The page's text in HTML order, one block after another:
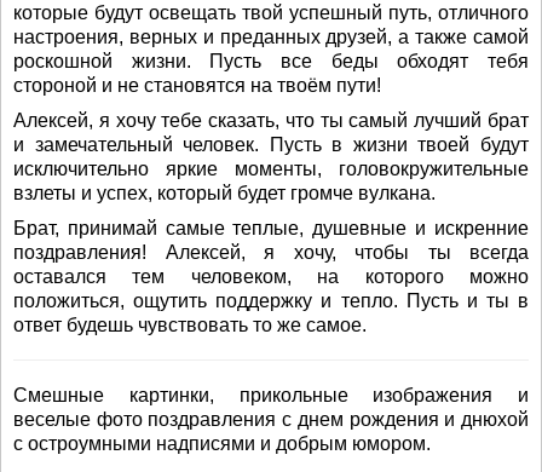
которые будут освещать твой успешный путь, отличного
настроения, верных и преданных друзей, а также самой
роскошной жизни. Пусть все беды обходят тебя
стороной и не становятся на твоём пути!
Алексей, я хочу тебе сказать, что ты самый лучший брат
и замечательный человек. Пусть в жизни твоей будут
исключительно яркие моменты, головокружительные
взлеты и успех, который будет громче вулкана.
Брат, принимай самые теплые, душевные и искренние
поздравления! Алексей, я хочу, чтобы ты всегда
оставался тем человеком, на которого можно
положиться, ощутить поддержку и тепло. Пусть и ты в
ответ будешь чувствовать то же самое.
Смешные картинки, прикольные изображения и
веселые фото поздравления с днем рождения и днюхой
с остроумными надписями и добрым юмором.